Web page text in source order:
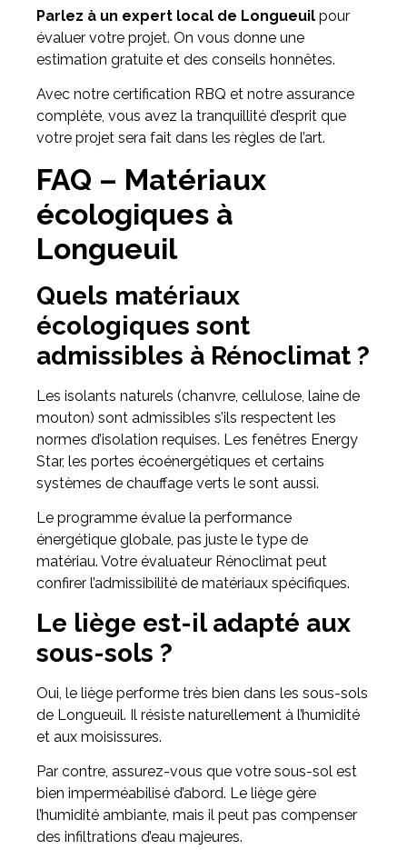
Parlez à un expert local de Longueuil pour
évaluer votre projet. On vous donne une
estimation gratuite et des conseils honnêtes.
Avec notre certification RBQ et notre assurance
complète, vous avez la tranquillité d’esprit que
votre projet sera fait dans les règles de l’art.
FAQ – Matériaux
écologiques à
Longueuil
Quels matériaux
écologiques sont
admissibles à Rénoclimat ?
Les isolants naturels (chanvre, cellulose, laine de
mouton) sont admissibles s’ils respectent les
normes d’isolation requises. Les fenêtres Energy
Star, les portes écoénergétiques et certains
systèmes de chauffage verts le sont aussi.
Le programme évalue la performance
énergétique globale, pas juste le type de
matériau. Votre évaluateur Rénoclimat peut
confirer l’admissibilité de matériaux spécifiques.
Le liège est-il adapté aux
sous-sols ?
Oui, le liège performe très bien dans les sous-sols
de Longueuil. Il résiste naturellement à l’humidité
et aux moisissures.
Par contre, assurez-vous que votre sous-sol est
bien imperméabilisé d’abord. Le liège gère
l’humidité ambiante, mais il peut pas compenser
des infiltrations d’eau majeures.